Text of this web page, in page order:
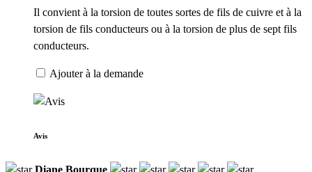
Il convient à la torsion de toutes sortes de fils de cuivre et à la
torsion de fils conducteurs ou à la torsion de plus de sept fils
conducteurs.
Ajouter à la demande
Avis
Diane Bourque